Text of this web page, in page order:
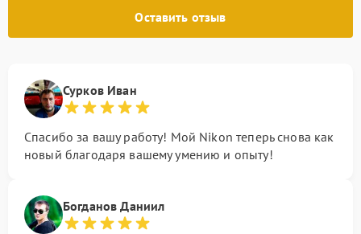
Оставить отзыв
Сурков Иван
Спасибо за вашу работу! Мой Nikon теперь снова как
новый благодаря вашему умению и опыту!
Богданов Даниил